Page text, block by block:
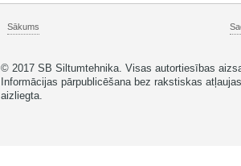
Sākums
© 2017 SB Siltumtehnika. Visas autortiesības
Informācijas pārpublicēšana bez rakstiskas
aizliegta.